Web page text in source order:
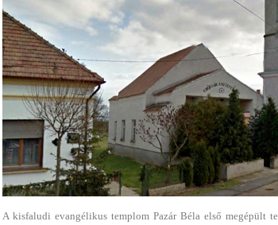
A kisfaludi evangélikus templom Pazár Béla első megépült